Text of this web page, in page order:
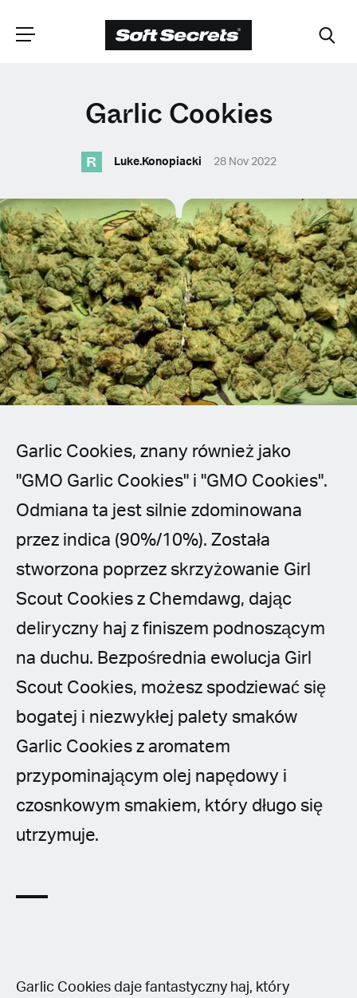
WYBIERZ
Dutch
English (United Kingdom)
English (United States)
Spanish (Spain)
Spanish (Latin America)
German
French
Italian
Czech
Polish
Garlic Cookies
R Luke.Konopiacki 28 Nov 2022
Garlic Cookies, znany również jako
"GMO Garlic Cookies" i "GMO Cookies".
Odmiana ta jest silnie zdominowana
przez indica (90%/10%). Została
stworzona poprzez skrzyżowanie Girl
Scout Cookies z Chemdawg, dając
deliryczny haj z finiszem podnoszącym
na duchu. Bezpośrednia ewolucja Girl
Scout Cookies, możesz spodziewać się
bogatej i niezwykłej palety smaków
Garlic Cookies z aromatem
przypominającym olej napędowy i
czosnkowym smakiem, który długo się
utrzymuje.
Garlic Cookies daje fantastyczny haj, który